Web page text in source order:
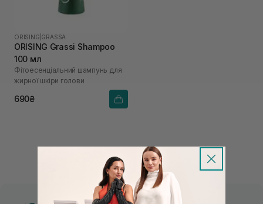
ORISING GRASSA
ORISING Grassi Shampoo
100 мл
Фітоесенціальний шампунь для
жирної шкіри голови
690₴